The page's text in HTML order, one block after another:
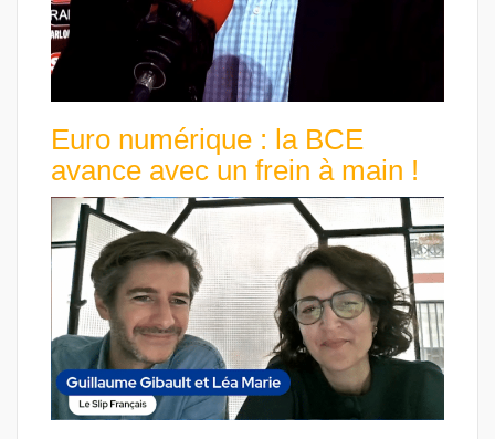
Euro numérique : la BCE
avance avec un frein à main !